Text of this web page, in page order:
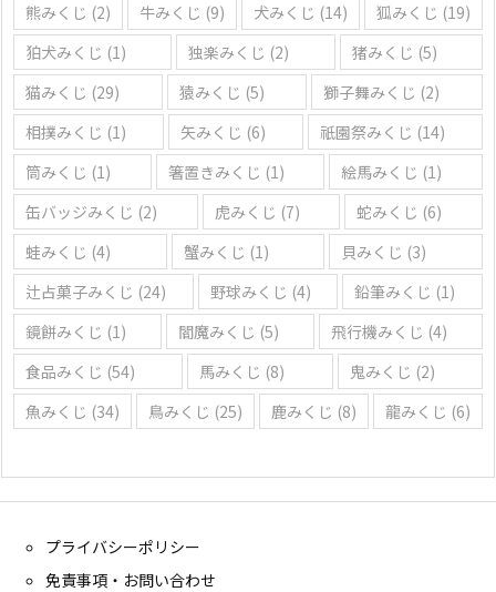
熊みくじ (2) 牛みくじ (9) 犬みくじ (14) 狐みくじ (19)
狛犬みくじ (1) 独楽みくじ (2) 猪みくじ (5)
猫みくじ (29) 猿みくじ (5) 獅子舞みくじ (2)
相撲みくじ (1) 矢みくじ (6) 祇園祭みくじ (14)
筒みくじ (1) 箸置きみくじ (1) 絵馬みくじ (1)
缶バッジみくじ (2) 虎みくじ (7) 蛇みくじ (6)
蛙みくじ (4) 蟹みくじ (1) 貝みくじ (3)
辻占菓子みくじ (24) 野球みくじ (4) 鉛筆みくじ (1)
鏡餅みくじ (1) 閻魔みくじ (5) 飛行機みくじ (4)
食品みくじ (54) 馬みくじ (8) 鬼みくじ (2)
魚みくじ (34) 鳥みくじ (25) 鹿みくじ (8) 龍みくじ (6)
プライバシーポリシー
免責事項・お問い合わせ